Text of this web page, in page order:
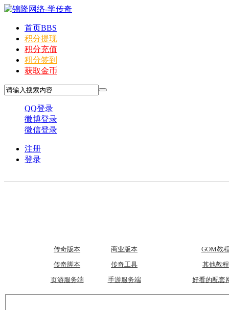
首页BBS
积分提现
积分充值
积分签到
获取金币
QQ登录
微博登录
微信登录
注册
登录
传奇版本
商业版本
传奇脚本
传奇工具
页游服务端
手游服务端
GOM教
其他教程
好看的配套